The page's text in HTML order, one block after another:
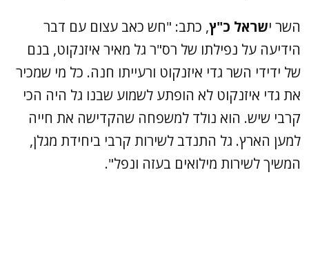
השר ישראל כ"ץ, כתב: "חש כאב עצום עם דבר
הידיעה על נפילתו של רס"ר גל מאיר איזנקוט, בנם
של ידידי השר גדי איזנקוט ורעייתו חנה. כל מי שמכיר
את גדי איזנקוט לא הופתע לשמוע שבנו גל היה הכי
קרבי שיש. הוא נולד למשפחה שהקדישה את חייה
למען הארץ. גל התנדב לשירות קרבי ביחידת מגלן,
המשיך לשירות מילואים בעזה ונפל".